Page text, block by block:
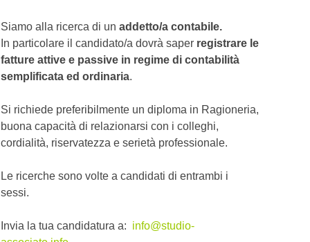
Siamo alla ricerca di un addetto/a contabile.
In particolare il candidato/a dovrà saper registrare le
fatture attive e passive in regime di contabilità
semplificata ed ordinaria.
Si richiede preferibilmente un diploma in Ragioneria,
buona capacità di relazionarsi con i colleghi,
cordialità, riservatezza e serietà professionale.
Le ricerche sono volte a candidati di entrambi i
sessi.
Invia la tua candidatura a: info@studio-